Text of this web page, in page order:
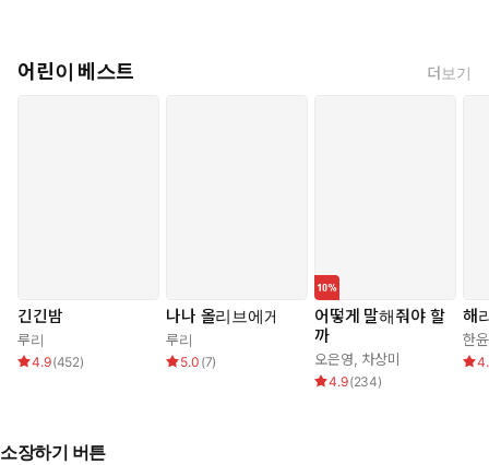
어린이 베스트 더보기
긴긴밤
루리
4.9(452)
나나 올리브에게
루리
5.0 (7)
어떻게 말해줘야 할
까
오은영, 차상미
4.9(234)
해
한
소장하기 버튼